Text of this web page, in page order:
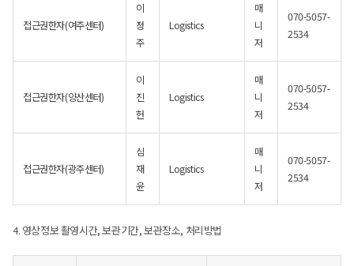
접근권한자(여주센터)
이
정
주
Logistics
매
니
저
070-5057-
2534
접근권한자(양산센터)
이
진
헌
Logistics
매
니
저
070-5057-
2534
접근권한자(광주센터)
심
재
윤
Logistics
매
니
저
070-5057-
2534
4. 영상정보 촬영시간, 보관기간, 보관장소, 처리방법